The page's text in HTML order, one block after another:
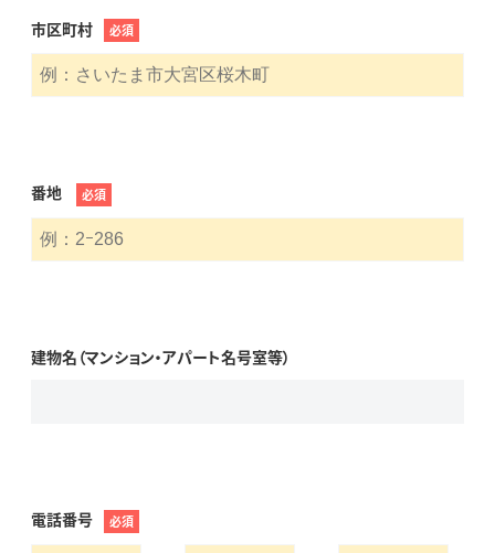
市区町村 必須
番地 必須
建物名（マンション・アパート名号室等）
電話番号 必須